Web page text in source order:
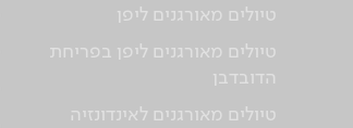
טיולים מאורגנים ליפן
טיולים מאורגנים ליפן בפריחת
הדובדבן
טיולים מאורגנים לאינדונזיה